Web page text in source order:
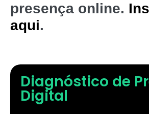
presença online.
aqui.
Diagnóstico de
Digital